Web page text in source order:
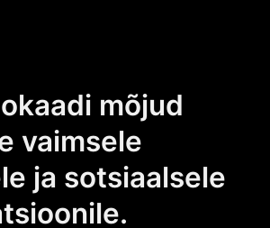
mõjud
vaimsele
ja sotsiaalsele